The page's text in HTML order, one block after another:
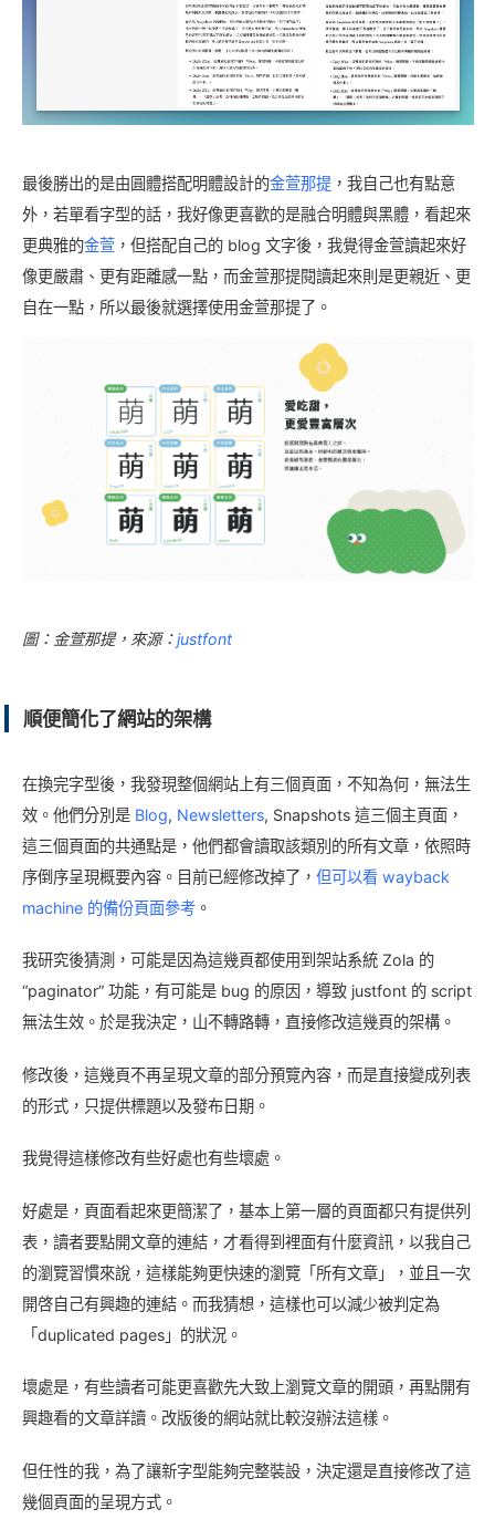
最後勝出的是由圓體搭配明體設計的金萱那提，我自己也有點意
外，若單看字型的話，我好像更喜歡的是融合明體與黑體，看起來
更典雅的金萱，但搭配自己的 blog 文字後，我覺得金萱讀起來好
像更嚴肅、更有距離感一點，而金萱那提閱讀起來則是更親近、更
自在一點，所以最後就選擇使用金萱那提了。
圖：金萱那提，來源：justfont
順便簡化了網站的架構
在換完字型後，我發現整個網站上有三個頁面，不知為何，無法生
效。他們分別是 Blog, Newsletters, Snapshots 這三個主頁面，
這三個頁面的共通點是，他們都會讀取該類別的所有文章，依照時
序倒序呈現概要內容。目前已經修改掉了， 但可以看 wayback
machine 的備份頁面參考。
我研究後猜測，可能是因為這幾頁都使用到架站系統 Zola 的
“paginator” 功能，有可能是 bug 的原因，導致 justfont 的 script
無法生效。於是我決定，山不轉路轉，直接修改這幾頁的架構。
修改後，這幾頁不再呈現文章的部分預覽內容，而是直接變成列表
的形式，只提供標題以及發布日期。
我覺得這樣修改有些好處也有些壞處。
好處是，頁面看起來更簡潔了，基本上第一層的頁面都只有提供列
表，讀者要點開文章的連結，才看得到裡面有什麼資訊，以我自己
的瀏覽習慣來說，這樣能夠更快速的瀏覽「所有文章」，並且一次
開啓自己有興趣的連結。而我猜想，這樣也可以減少被判定為
「duplicated pages」的狀況。
壞處是，有些讀者可能更喜歡先大致上瀏覽文章的開頭，再點開有
興趣看的文章詳讀。改版後的網站就比較沒辦法這樣。
但任性的我，為了讓新字型能夠完整裝設，決定還是直接修改了這
幾個頁面的呈現方式。